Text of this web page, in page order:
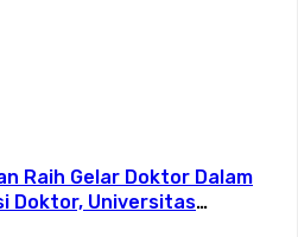
Raih Gelar Doktor Dalam
Doktor, Universitas